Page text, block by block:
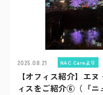
2025.08.21 NAC Careより
【オフィス紹介】エ
ィスをご紹介⑥（『ニ